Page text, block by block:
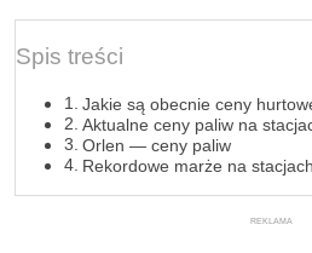
Spis treści
Jakie są obecnie ceny
Aktualne ceny paliw na
Orlen — ceny paliw
Rekordowe marże na
REKLAMA